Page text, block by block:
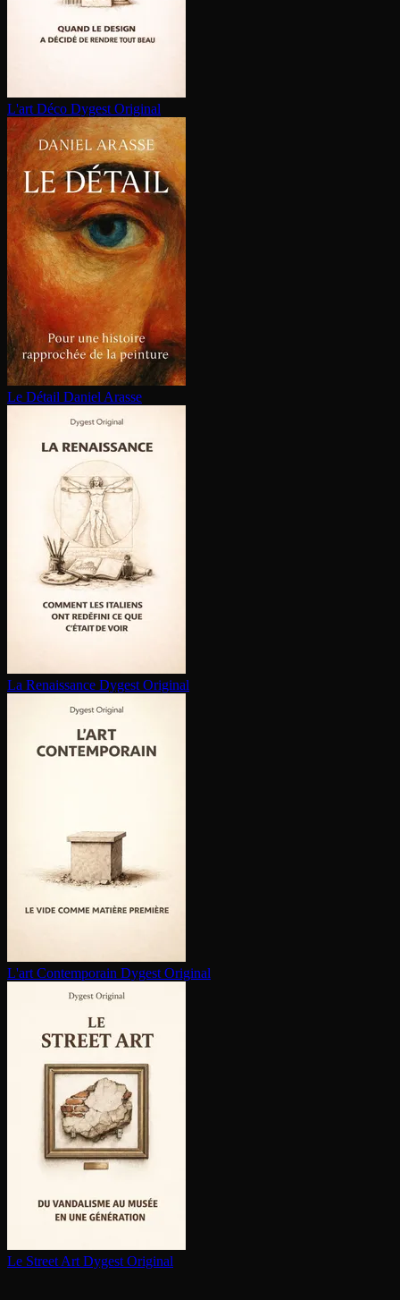
L'art Déco Dygest Original
Le Détail Daniel Arasse
La Renaissance Dygest Original
L'art Contem­po­rain Dygest Original
Le Street Art Dygest Original